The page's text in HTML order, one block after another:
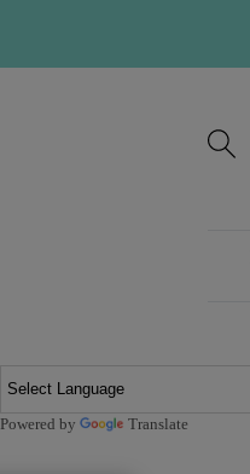
Powered by Translate